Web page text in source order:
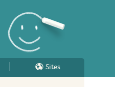
Sites